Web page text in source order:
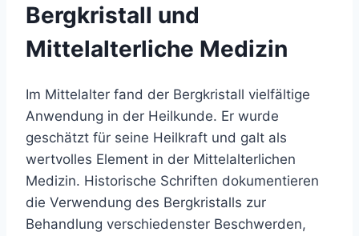
Bergkristall und
Mittelalterliche Medizin
Im Mittelalter fand der Bergkristall vielfältige
Anwendung in der Heilkunde. Er wurde
geschätzt für seine Heilkraft und galt als
wertvolles Element in der Mittelalterlichen
Medizin. Historische Schriften dokumentieren
die Verwendung des Bergkristalls zur
Behandlung verschiedenster Beschwerden,